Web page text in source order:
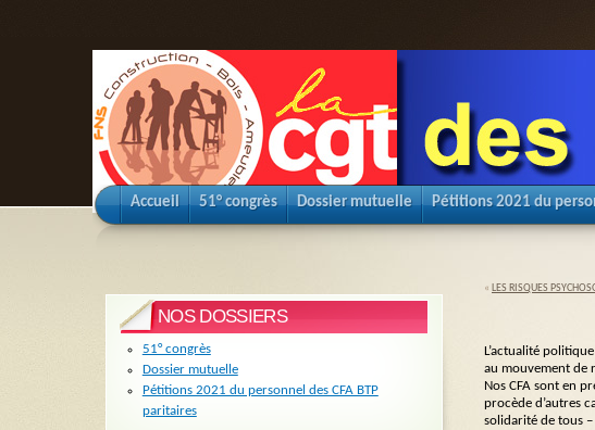
Accueil 51° congrès Dossier mutuelle Pétitions 2021 du
« LES RISQUES
L’actualité
au mouvement de
Nos CFA sont en
procède d’autres
solidarité de tous
NOS DOSSIERS
51° congrès
Dossier mutuelle
Pétitions 2021 du personnel des CFA BTP
paritaires